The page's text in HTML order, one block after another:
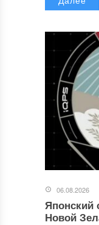
06.08.2026
Японский
Новой